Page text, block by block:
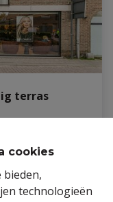
cookies
bieden,
technologieën
terras